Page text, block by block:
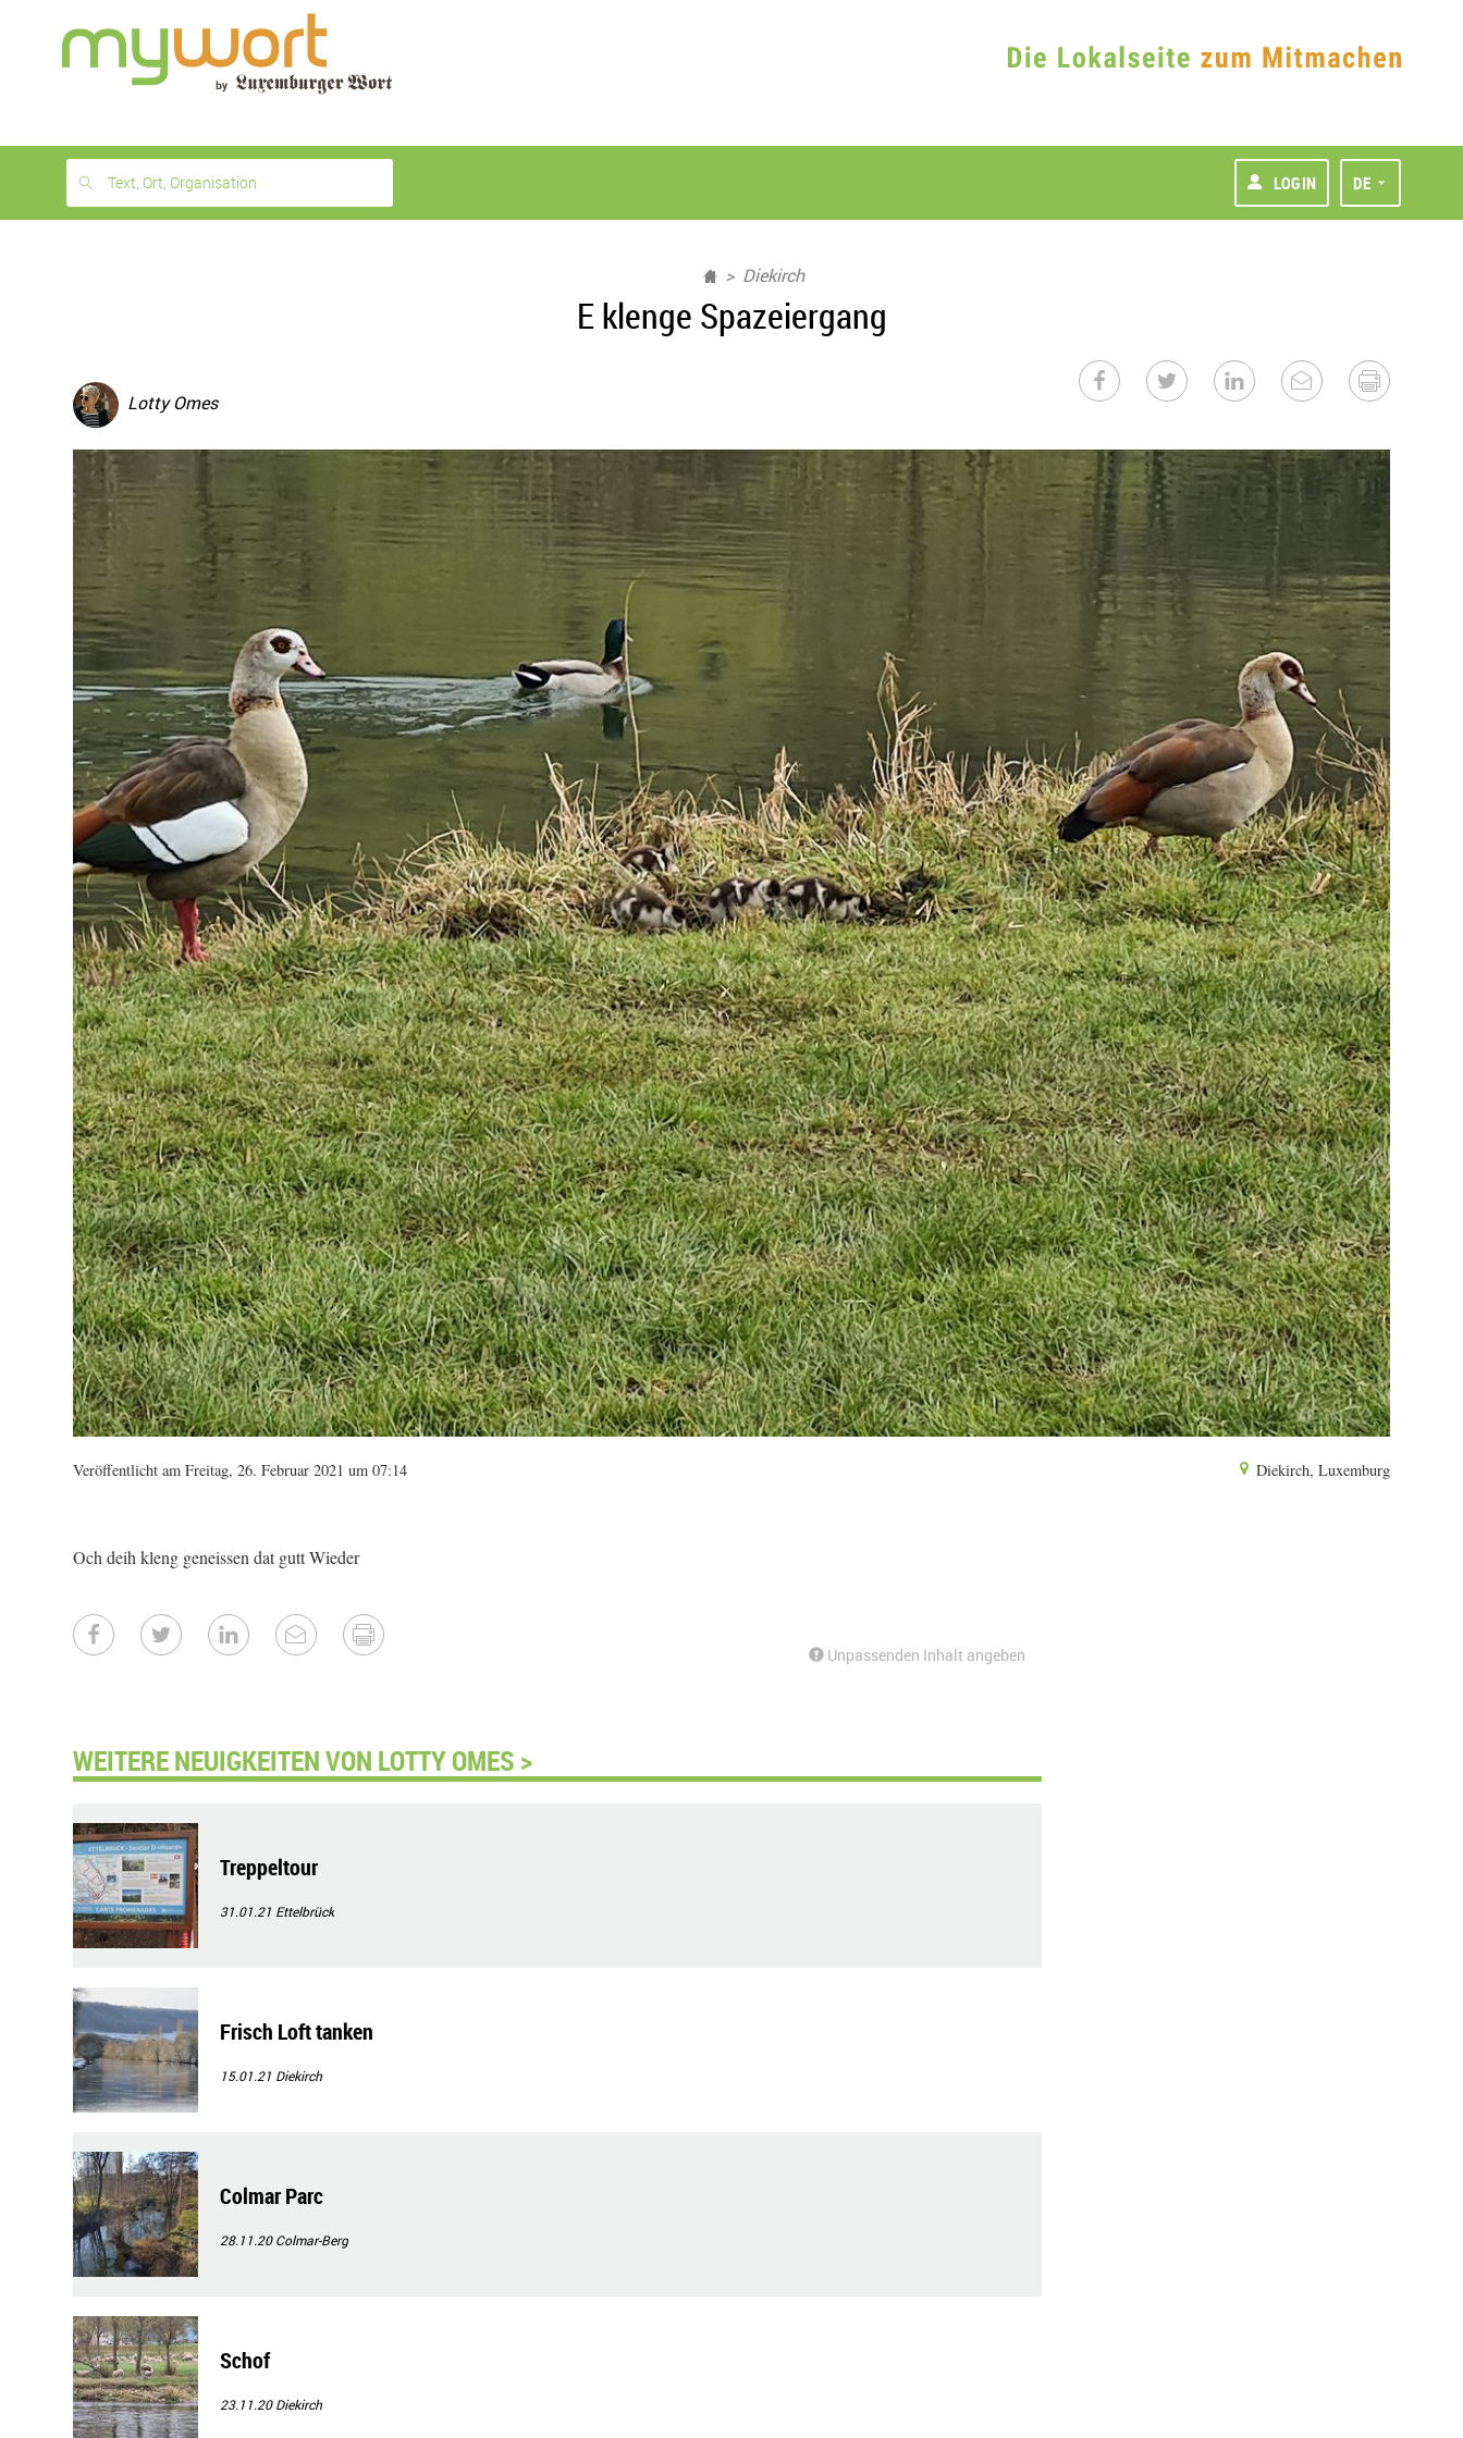
month
free
Text, Ort, Organisation LOGIN DE
Diekirch
E klenge Spazeiergang
Lotty Omes
Veröffentlicht am Freitag, 26. Februar 2021 um 07:14 Diekirch, Luxemburg
Och deih kleng geneissen dat gutt Wieder
Unpassenden Inhalt angeben
WEITERE NEUIGKEITEN VON LOTTY OMES >
Treppeltour
31.01.21 Ettelbrück
Frisch Loft tanken
15.01.21 Diekirch
Colmar Parc
28.11.20Colmar-Berg
Schof
23.11.20Diekirch